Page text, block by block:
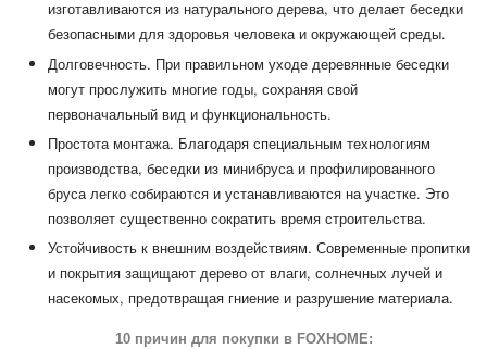
изготавливаются из натурального дерева, что делает беседки
безопасными для здоровья человека и окружающей среды.
Долговечность. При правильном уходе деревянные беседки
могут прослужить многие годы, сохраняя свой
первоначальный вид и функциональность.
Простота монтажа. Благодаря специальным технологиям
производства, беседки из минибруса и профилированного
бруса легко собираются и устанавливаются на участке. Это
позволяет существенно сократить время строительства.
Устойчивость к внешним воздействиям. Современные пропитки
и покрытия защищают дерево от влаги, солнечных лучей и
насекомых, предотвращая гниение и разрушение материала.
10 причин для покупки в FOXHOME: